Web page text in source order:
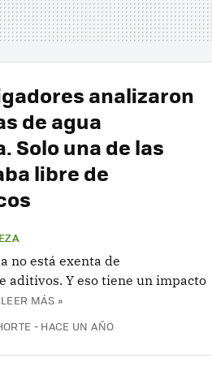
analizaron
de agua
Solo una de las
libre de
no está exenta de
aditivos. Y eso tiene un impacto
LEER MÁS »
HACE UN AÑO